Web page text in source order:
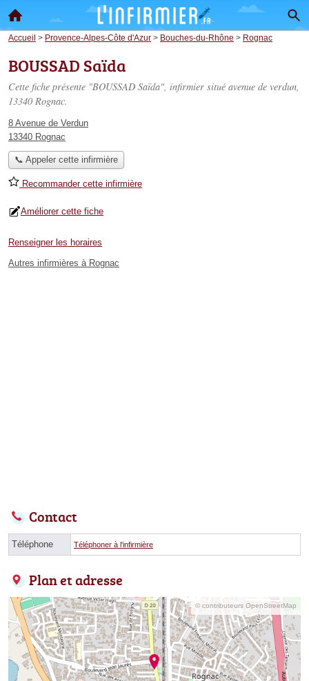
Accueil > Provence-Alpes-Côte d'Azur > Bouches-du-Rhône > Rognac
BOUSSAD Saïda
Cette fiche présente "BOUSSAD Saïda", infirmier situé avenue de verdun,
13340 Rognac.
8 Avenue de Verdun
13340 Rognac
📞 Appeler cette infirmière
Recommander cette infirmière
Améliorer cette fiche
Renseigner les horaires
Autres infirmières à Rognac
Contact
Téléphone Téléphoner à l'infirmière
Plan et adresse
© contributeurs OpenStreetMap